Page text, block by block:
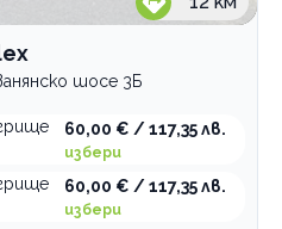
шосе 3Б
60,00 € / 117,35 лв.
избери
60,00 € / 117,35 лв.
избери